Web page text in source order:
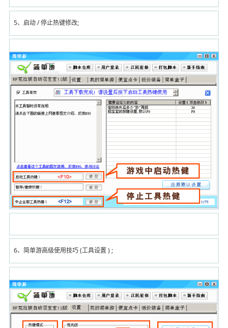
5、启动 / 停止热键修改;
6、简单游高级使用技巧 (工具设置 ) ;